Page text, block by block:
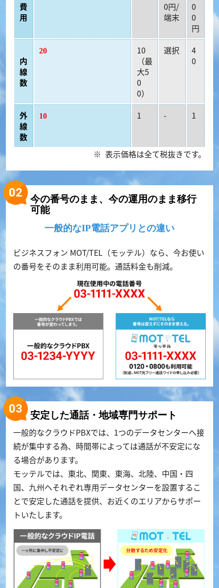
費
用
0円/
端末
0
0
円
内
線
数
20
10
（最
大5
0
0）
選択
4
0
外
線
数
10 1 - 1
表示価格は全て税抜きです。
今の番号のまま、今の運用のまま移行
可能
一般的なIP電話アプリとの違い
ビジネスフォン MOT/TEL（モッテル）なら、今お使い
の番号をそのまま利用可能。通話料金も削減。
安定した通話・地域専門サポート
一般的なクラウドPBXでは、1つのデータセンターへ接
続が集中する為、時間帯によっては通話が不安定にな
る場合があります。
モッテルでは、東北、関東、東海、北陸、中国・四
国、九州へそれぞれ専用データセンターを設置するこ
とで安定した通話を提供、お近くのエリアからサポー
トいたします。